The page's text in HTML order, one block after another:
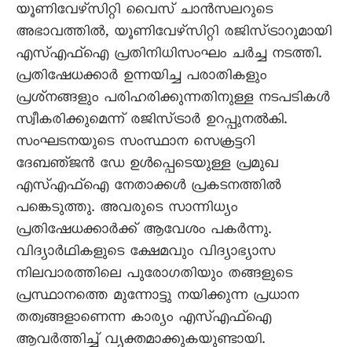
യൂണിവേഴ്‌സിറ്റി വൈസ്‌ ചാൻസലറുടെ
അഭാവത്തിൽ, യൂണിവേഴ്‌സിറ്റി രജിസ്‌ട്രാറുമായി
എസ്‌എഫ്‌ഐ പ്രതിനിധിസംഘം ചർച്ച നടത്തി.
പ്രതിഷേധക്കാർ ഉന്നയിച്ച പരാതികളും
പ്രശ്‌നങ്ങളും പരിഹരിക്കുന്നതിനുള്ള നടപടികൾ
സ്വീകരിക്കുമെന്ന്‌ രജിസ്‌ട്രാർ ഉറപ്പുനൽകി.
സംഘടനയുടെ സംസ്ഥാന സെക്രട്ടറി
ദേബഞ്‌ജൻ ഡേ ഉൾപ്പെടെയുള്ള പ്രമുഖ
എസ്‌എഫ്‌ഐ നേതാക്കൾ പ്രകടനത്തിൽ
പങ്കെടുത്തു. അവരുടെ സാന്നിധ്യം
പ്രതിഷേധക്കാർക്ക്‌ ആവേശം പകർന്നു.
വിദ്യാർഥികളുടെ ക്ഷേമവും വിദ്യാഭ്യാസ
നിലവാരത്തിലെ പുരോഗതിയും തങ്ങളുടെ
പ്രസ്ഥാനത്തെ മുന്നോട്ടു നയിക്കുന്ന പ്രധാന
തത്വങ്ങളാണെന്ന കാര്യം എസ്‌എഫ്‌ഐ
ആവർത്തിച്ച്‌ വ്യക്തമാക്കുകയുണ്ടായി.